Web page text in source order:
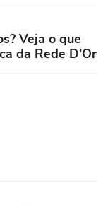
Veja o que
da Rede D'Or